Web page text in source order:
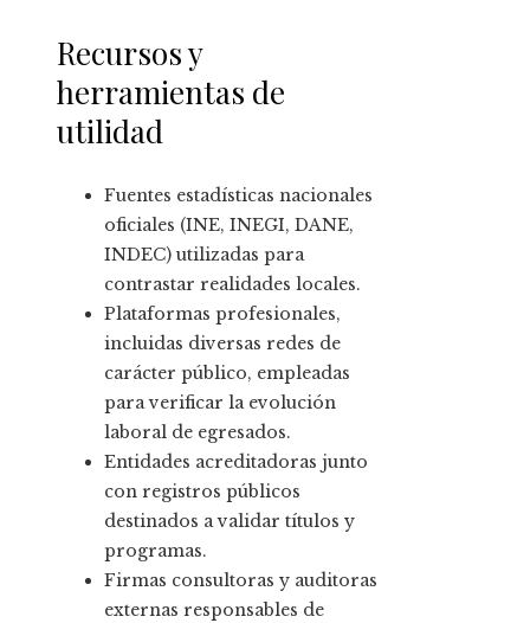
Recursos y
herramientas de
utilidad
Fuentes estadísticas nacionales
oficiales (INE, INEGI, DANE,
INDEC) utilizadas para
contrastar realidades locales.
Plataformas profesionales,
incluidas diversas redes de
carácter público, empleadas
para verificar la evolución
laboral de egresados.
Entidades acreditadoras junto
con registros públicos
destinados a validar títulos y
programas.
Firmas consultoras y auditoras
externas responsables de